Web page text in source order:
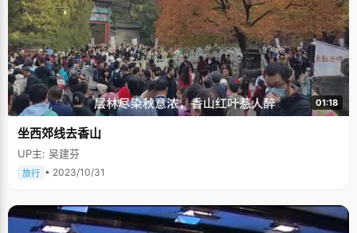
01:18
坐西郊线去香山
UP主: 吴建芬
旅行 • 2023/10/31